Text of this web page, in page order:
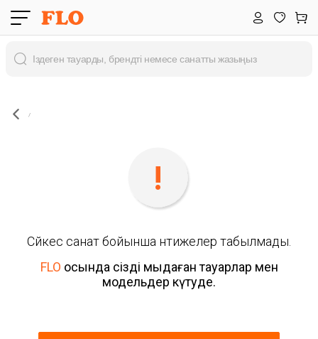
Сәйкес санат бойынша нәтижелер табылмады.
FLO осында сізді мыңдаған тауарлар мен
модельдер күтуде.